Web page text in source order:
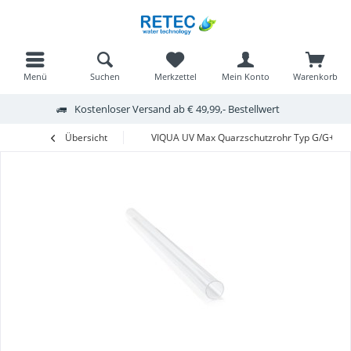
Kostenloser Versand ab € 49,99,- Bestellwert
Menü Warenkorb
Merkzettel Mein Konto
Suchen
Übersicht VIQUA UV Max Quarzschutzrohr Typ G/G+/